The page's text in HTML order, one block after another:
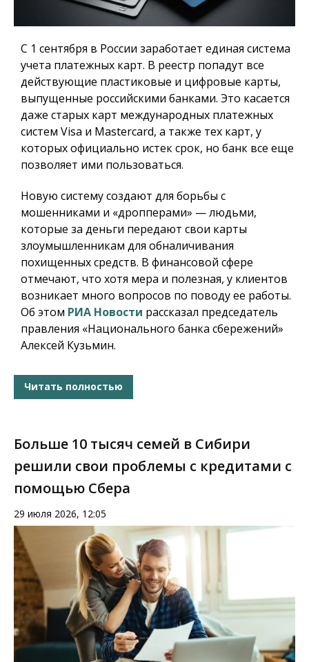
С 1 сентября в России заработает единая система
учета платежных карт. В реестр попадут все
действующие пластиковые и цифровые карты,
выпущенные российскими банками. Это касается
даже старых карт международных платежных
систем Visa и Mastercard, а также тех карт, у
которых официально истек срок, но банк все еще
позволяет ими пользоваться.
Новую систему создают для борьбы с
мошенниками и «дропперами» — людьми,
которые за деньги передают свои карты
злоумышленникам для обналичивания
похищенных средств. В финансовой сфере
отмечают, что хотя мера и полезная, у клиентов
возникает много вопросов по поводу ее работы.
Об этом РИА Новости рассказал председатель
правления «Национального банка сбережений»
Алексей Кузьмин.
Читать полностью
Больше 10 тысяч семей в Сибири
решили свои проблемы с кредитами с
помощью Сбера
29 июля 2026, 12:05